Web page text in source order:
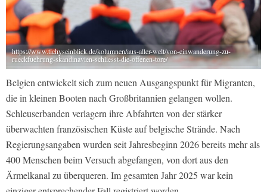
https://www.tichyseinblick.de/kolumnen/aus-aller-welt/von-einwanderung-zu-
rueckfuehrung-skandinavien-schliesst-die-offenen-tore/
Belgien entwickelt sich zum neuen Ausgangspunkt für Migranten,
die in kleinen Booten nach Großbritannien gelangen wollen.
Schleuserbanden verlagern ihre Abfahrten von der stärker
überwachten französischen Küste auf belgische Strände. Nach
Regierungsangaben wurden seit Jahresbeginn 2026 bereits mehr als
400 Menschen beim Versuch abgefangen, von dort aus den
Ärmelkanal zu überqueren. Im gesamten Jahr 2025 war kein